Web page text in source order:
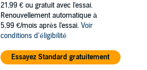
21,99 € ou gratuit avec l'essai.
Renouvellement automatique à
5,99 €/mois après l'essai. Voir
conditions d'éligibilité
Essayez Standard gratuitement